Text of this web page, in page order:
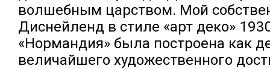
волшебным царством. Мой
Диснейленд в стиле «арт деко»
«Нормандия» была построена как
величайшего художественного